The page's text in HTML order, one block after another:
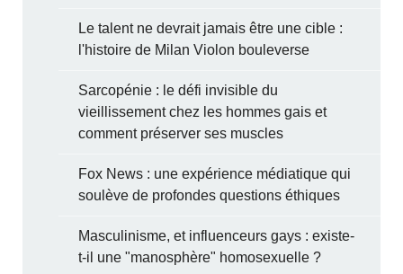
Le talent ne devrait jamais être une cible :
l'histoire de Milan Violon bouleverse
Sarcopénie : le défi invisible du
vieillissement chez les hommes gais et
comment préserver ses muscles
Fox News : une expérience médiatique qui
soulève de profondes questions éthiques
Masculinisme, et influenceurs gays : existe-
t-il une "manosphère" homosexuelle ?